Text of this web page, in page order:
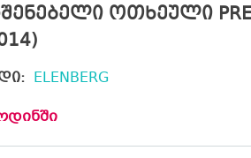
ოთხეული
ELENBERG